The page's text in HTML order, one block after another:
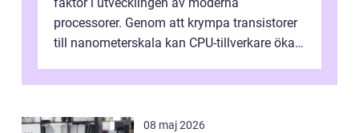
processorer. Genom att krympa transistorer
till nanometerskala kan CPU-tillverkare öka
08 maj 2026